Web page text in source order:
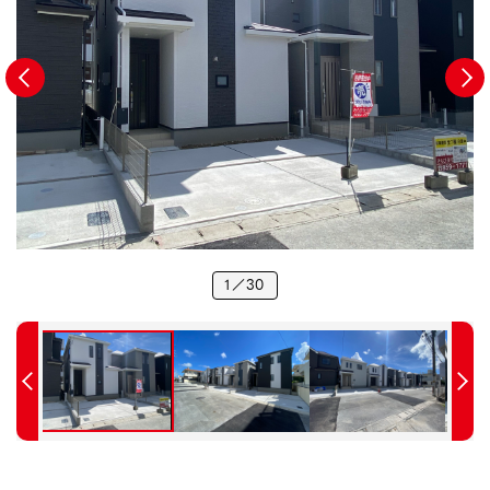
1 30